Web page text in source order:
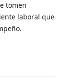
tomen
laboral que